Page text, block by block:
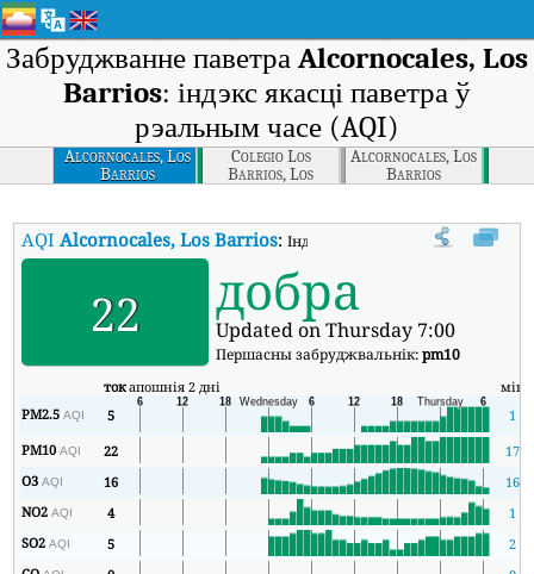
Забруджванне паветра Alcornocales, Los
Barrios: індэкс якасці паветра ў
рэальным часе (AQI)
Alcornocales, Los
Barrios
Colegio Los
Barrios, Los
Barrios
Alcornocales, Los
Barrios
AQIAlcornocales, Los Barrios:Індэкс якасці паветра
22 добра
Updated on Thursday 7:00
Першасны забруджвальнік:pm10
токапошнія 2 дні мін
PM2.5AQI 5
1
PM10AQI 22
17
O3AQI 16
16
NO2AQI 4
1
SO2AQI 5
2